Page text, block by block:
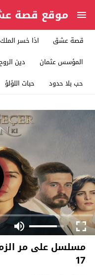
موقع قصة
قصة عشق اذا خسر الملك
المؤسس عثمان
دين
حب بلا حدود
حبات اللؤلؤ
مسلسل على مر
17